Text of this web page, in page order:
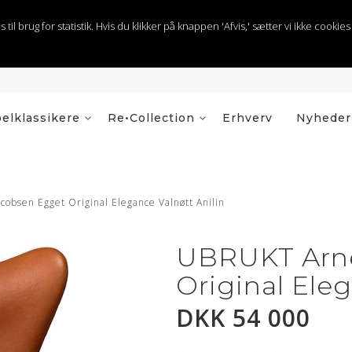
brug for statistik. Hvis du klikker på knappen 'Afvis,' sætter vi ikke
Re•Collection
Nyheder
Erhverv
Egget Original Elegance Valnøtt Anilin
UBRUKT
Original
DKK 54 000